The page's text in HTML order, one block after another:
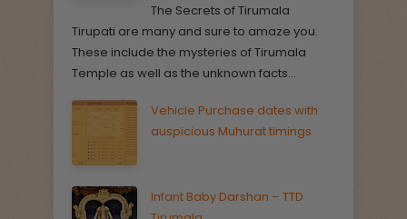
The Secrets of Tirumala
Tirupati are many and sure to amaze you.
These include the mysteries of Tirumala
Temple as well as the unknown facts...
Vehicle Purchase dates with
auspicious Muhurat timings
Infant Baby Darshan – TTD